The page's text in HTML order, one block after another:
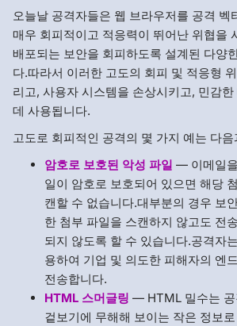
오늘날 공격자들은 웹 브라우저를 공격 벡
매우 회피적이고 적응력이 뛰어난 위협을
배포되는 보안을 회피하도록 설계된 다양
다.따라서 이러한 고도의 회피 및 적응형
리고, 사용자 시스템을 손상시키고, 민감
데 사용됩니다.
고도로 회피적인 공격의 몇 가지 예는 다
암호로 보호된 악성 파일 — 이메일
일이 암호로 보호되어 있으면 해당
캔할 수 없습니다.대부분의 경우 보
한 첨부 파일을 스캔하지 않고도 전
되지 않도록 할 수 있습니다.공격자
용하여 기업 및 의도한 피해자의 엔
전송합니다.
HTML 스머글링 — HTML 밀수는 공
겉보기에 무해해 보이는 작은 정보